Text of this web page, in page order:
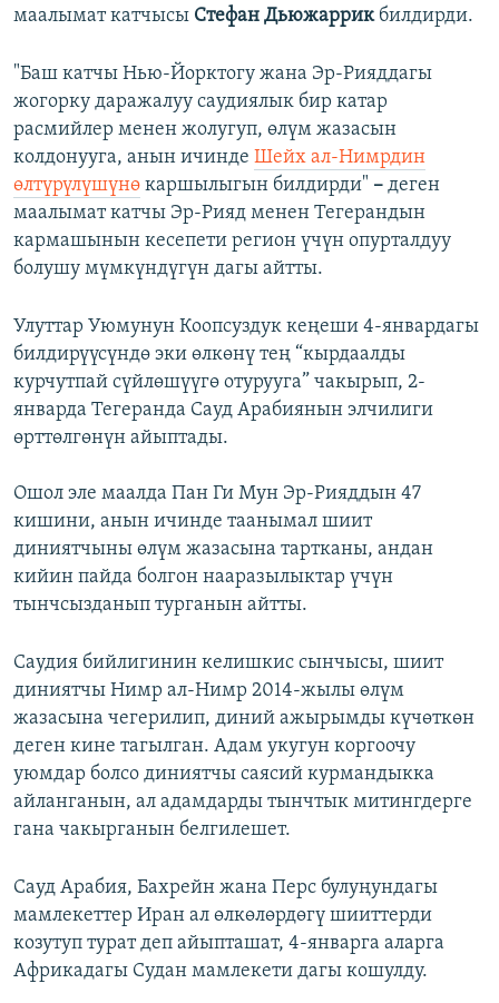
маалымат катчысы Стефан Дьюжаррик билдирди.
"Баш катчы Нью-Йорктогу жана Эр-Рияддагы
жогорку даражалуу саудиялык бир катар
расмийлер менен жолугуп, өлүм жазасын
колдонууга, анын ичинде Шейх ал-Нимрдин
өлтүрүлүшүнө каршылыгын билдирди" – деген
маалымат катчы Эр-Рияд менен Тегерандын
кармашынын кесепети регион үчүн опурталдуу
болушу мүмкүндүгүн дагы айтты.
Улуттар Уюмунун Коопсуздук кеңеши 4-январдагы
билдирүүсүндө эки өлкөнү тең “кырдаалды
курчутпай сүйлөшүүгө отурууга” чакырып, 2-
январда Тегеранда Сауд Арабиянын элчилиги
өрттөлгөнүн айыптады.
Ошол эле маалда Пан Ги Мун Эр-Рияддын 47
кишини, анын ичинде таанымал шиит
диниятчыны өлүм жазасына тартканы, андан
кийин пайда болгон нааразылыктар үчүн
тынчсызданып турганын айтты.
Саудия бийлигинин келишкис сынчысы, шиит
диниятчы Нимр ал-Нимр 2014-жылы өлүм
жазасына чегерилип, диний ажырымды күчөткөн
деген кине тагылган. Адам укугун коргоочу
уюмдар болсо диниятчы саясий курмандыкка
айланганын, ал адамдарды тынчтык митингдерге
гана чакырганын белгилешет.
Сауд Арабия, Бахрейн жана Перс булуңундагы
мамлекеттер Иран ал өлкөлөрдөгү шииттерди
козутуп турат деп айыпташат, 4-январга аларга
Африкадагы Судан мамлекети дагы кошулду.